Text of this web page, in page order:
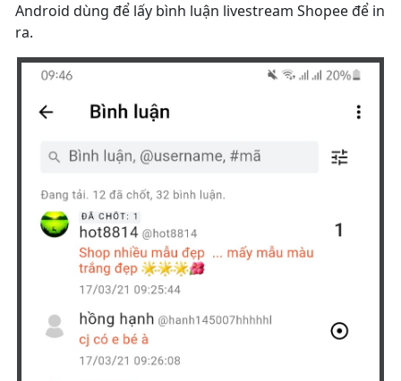
Android dùng để lấy bình luận livestream Shopee để in
ra.